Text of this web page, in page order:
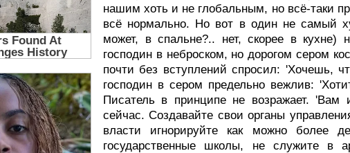
нашим хоть и не глобальным, но всё-таки
всё нормально. Hо вот в один не самый
может, в спальне?.. нет, скорее в кухне)
господин в неброском, но дорогом сером
почти без вступлений спросил: 'Хочешь,
господин в сером предельно вежлив:
Писатель в принципе не возражает. 'Вам
сейчас. Создавайте свои органы
власти игнорируйте как можно более
государственные школы, не служите в